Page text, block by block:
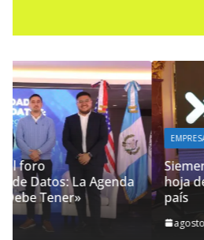
EMPRESARIAL TECNOLOGÍA
Siemens Xcelerator Summit
hoja de ruta para acelerar
país
Ermi Fernandez